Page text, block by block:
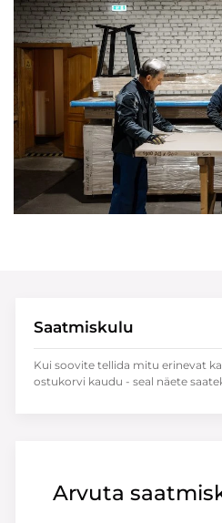
Arvuta
Saatmiskulu
Kui soovite tellida mitu erinevat
ostukorvi kaudu - seal näete